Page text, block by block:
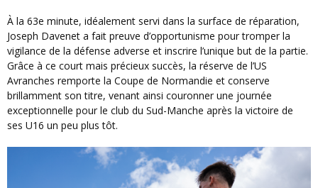
À la 63e minute, idéalement servi dans la surface de réparation,
Joseph Davenet a fait preuve d’opportunisme pour tromper la
vigilance de la défense adverse et inscrire l’unique but de la partie.
Grâce à ce court mais précieux succès, la réserve de l’US
Avranches remporte la Coupe de Normandie et conserve
brillamment son titre, venant ainsi couronner une journée
exceptionnelle pour le club du Sud-Manche après la victoire de
ses U16 un peu plus tôt.